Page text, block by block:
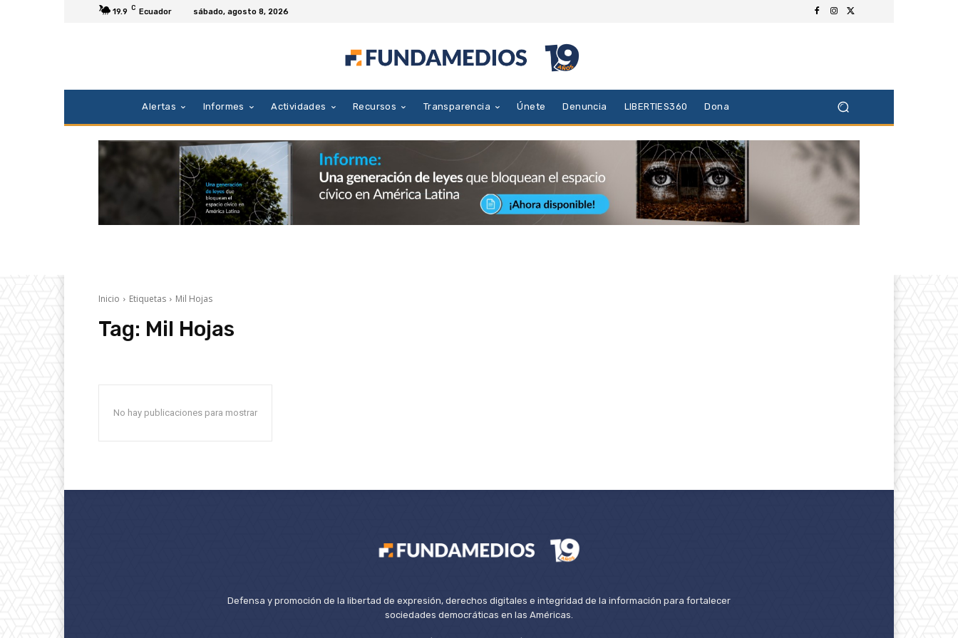
19.9 C Ecuador sábado, agosto 8, 2026
Alertas Informes Actividades Recursos Transparencia Únete Denuncia LIBERTIES360 Dona
Inicio Etiquetas Mil Hojas
Tag: Mil Hojas
No hay publicaciones para mostrar
Defensa y promoción de la libertad de expresión, derechos digitales e integridad de la información para fortalecer
sociedades democráticas en las Américas.